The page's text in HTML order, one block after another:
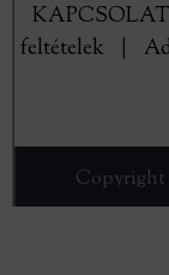
KAPCSOLAT
feltételek
Copyright